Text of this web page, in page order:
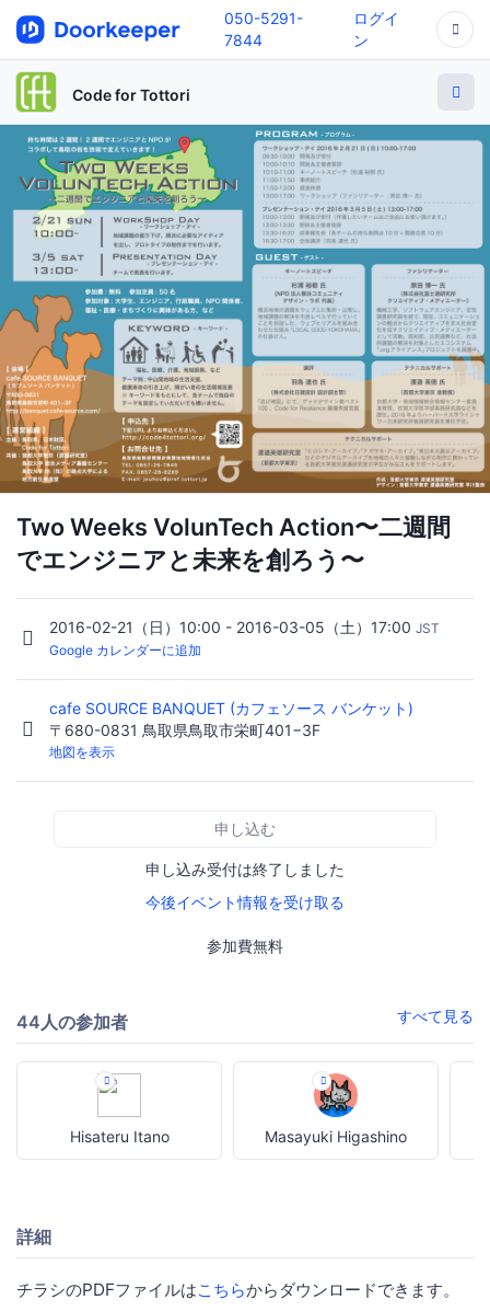
050-5291-
7844
ログイ
ン
Code for Tottori
Two Weeks VolunTech Action〜二週間
でエンジニアと未来を創ろう〜
2016-02-21（日）10:00 - 2016-03-05（土）17:00 JST
Google カレンダーに追加
cafe SOURCE BANQUET (カフェソース バンケット)
〒680-0831 鳥取県鳥取市栄町401−3F
地図を表示
申し込む
申し込み受付は終了しました
今後イベント情報を受け取る
参加費無料
44人の参加者 すべて見る
Hisateru Itano Masayuki Higashino
詳細
チラシのPDFファイルはこちらからダウンロードできます。